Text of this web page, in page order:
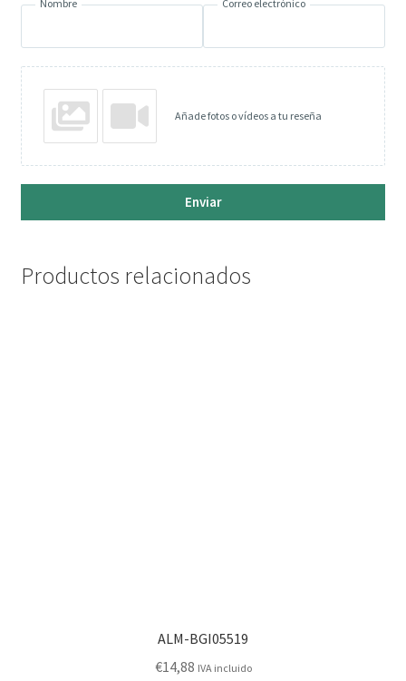
Nombre Correo electrónico
Añade fotos o vídeos a tu reseña
Enviar
Productos relacionados
ALM-BGI05519
€14,88 IVA incluido